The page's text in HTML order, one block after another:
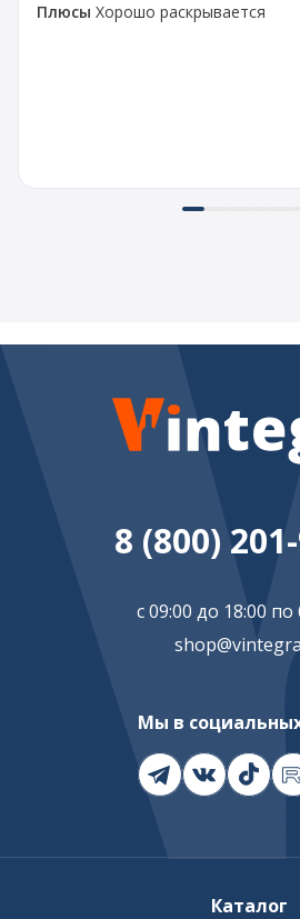
Плюсы Хорошо раскрывается
8 (800)
с 09:00 до 18:00
Мы в
Каталог